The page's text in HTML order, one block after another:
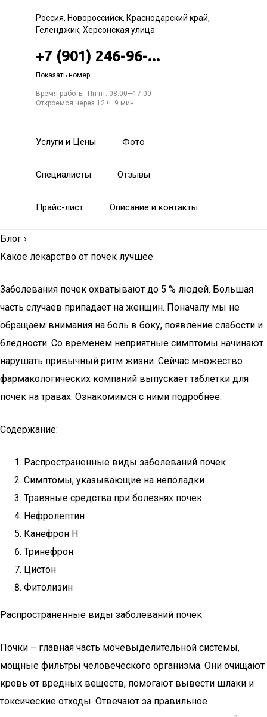
Россия, Новороссийск, Краснодарский край,
Геленджик, Херсонская улица
+7 (901) 246-96-...
Показать номер
Время работы: Пн-пт: 08:00—17:00
Откроемся через 12 ч. 9 мин.
Услуги и Цены Фото
Специалисты Отзывы
Прайс-лист Описание и контакты
Блог ›
Какое лекарство от почек лучшее
Заболевания почек охватывают до 5 % людей. Большая
часть случаев припадает на женщин. Поначалу мы не
обращаем внимания на боль в боку, появление слабости и
бледности. Со временем неприятные симптомы начинают
нарушать привычный ритм жизни. Сейчас множество
фармакологических компаний выпускает таблетки для
почек на травах. Ознакомимся с ними подробнее.
Содержание:
Распространенные виды заболеваний почек
Симптомы, указывающие на неполадки
Травяные средства при болезнях почек
Нефролептин
Канефрон Н
Тринефрон
Цистон
Фитолизин
Распространенные виды заболеваний почек
Почки – главная часть мочевыделительной системы,
мощные фильтры человеческого организма. Они очищают
кровь от вредных веществ, помогают вывести шлаки и
токсические отходы. Отвечают за правильное